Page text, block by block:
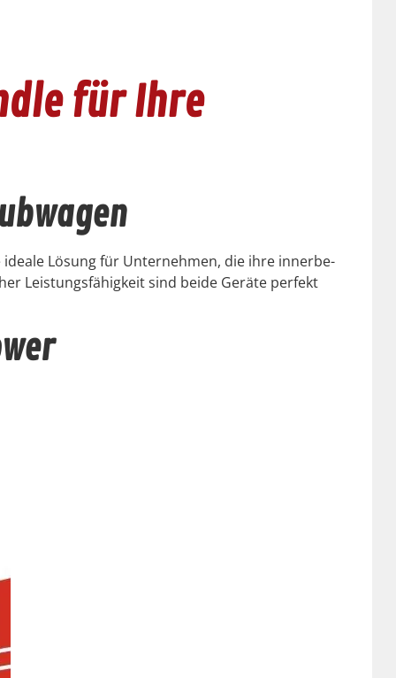
für Ihre
ide­ale Lösung für Unternehmen, die ihre inner­be­
Leis­tungs­fähigkeit sind bei­de Geräte per­fekt